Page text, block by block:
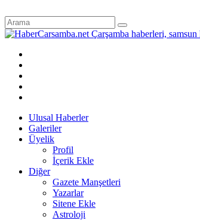
Ulusal Haberler
Galeriler
Üyelik
Profil
İçerik Ekle
Diğer
Gazete Manşetleri
Yazarlar
Sitene Ekle
Astroloji